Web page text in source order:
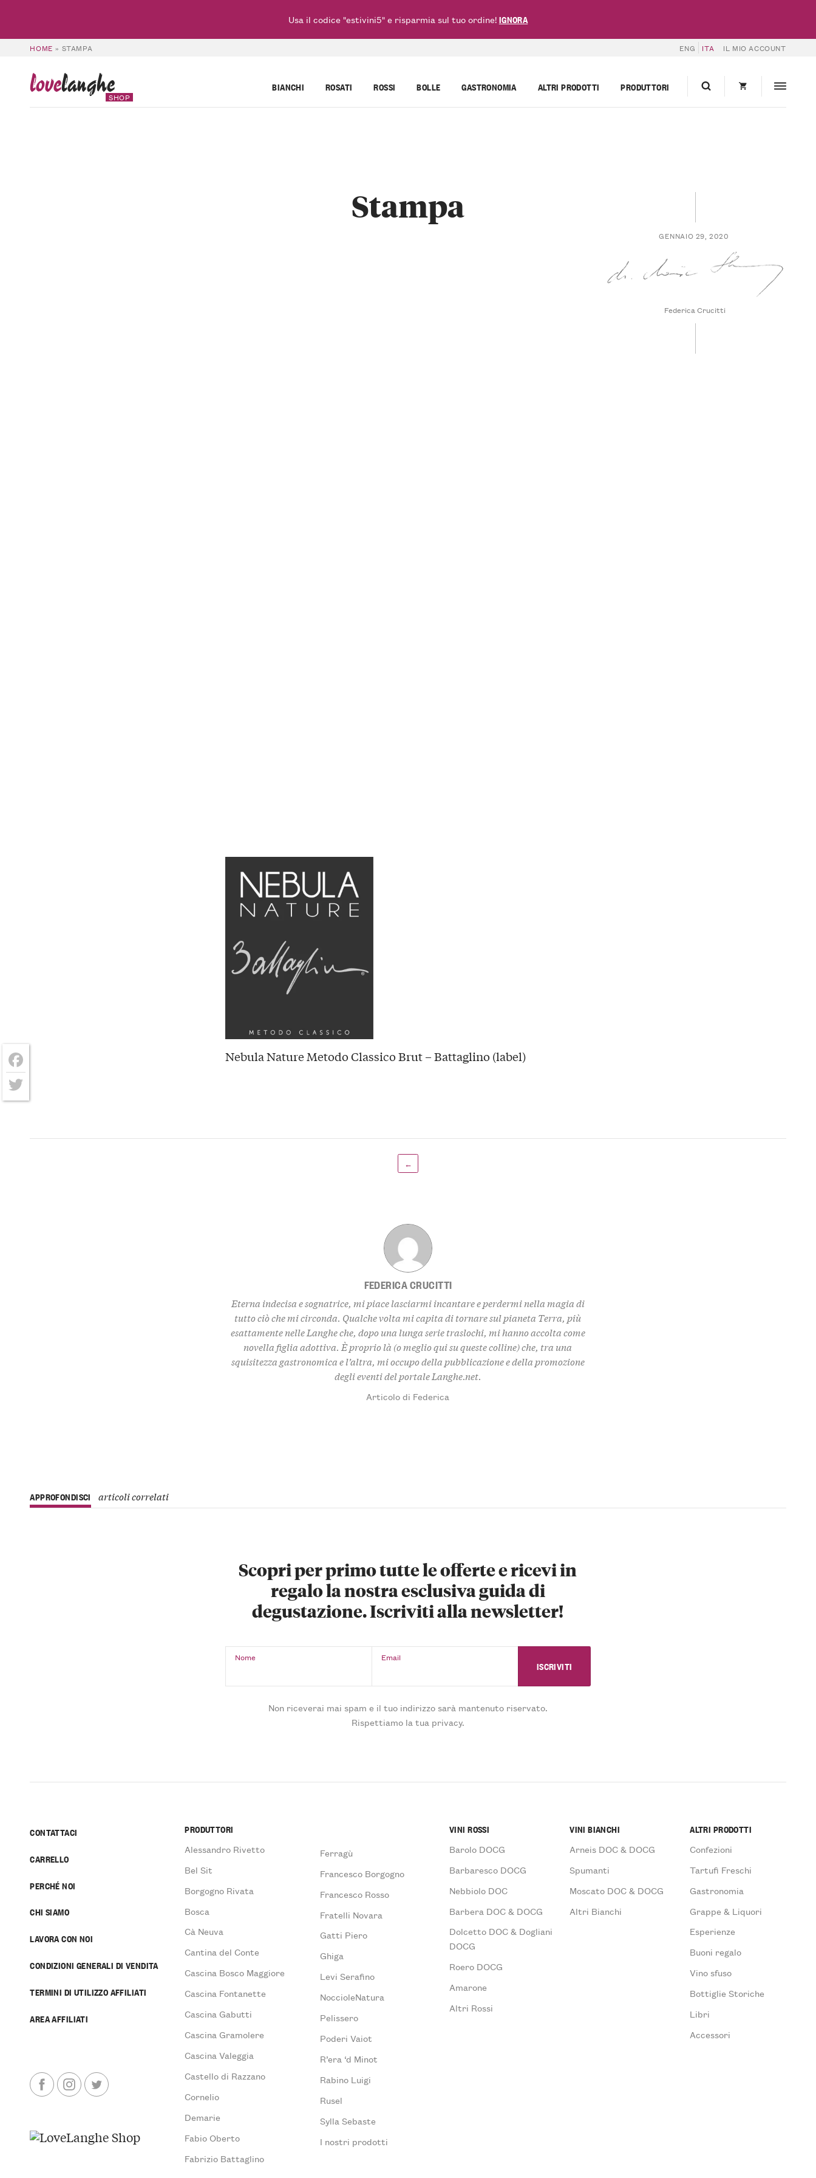
HOME » STAMPA ENG ITA IL MIO ACCOUNT
lovelanghe
SHOP
BIANCHI ROSATI ROSSI BOLLE GASTRONOMIA ALTRI PRODOTTI PRODUTTORI
Stampa
GENNAIO 29, 2020
Federica Crucitti
Nebula Nature Metodo Classico Brut – Battaglino (label)
←
FEDERICA CRUCITTI
Eterna indecisa e sognatrice, mi piace lasciarmi incantare e perdermi nella magia di
tutto ciò che mi circonda. Qualche volta mi capita di tornare sul pianeta Terra, più
esattamente nelle Langhe che, dopo una lunga serie traslochi, mi hanno accolta come
novella figlia adottiva. È proprio là (o meglio qui su queste colline) che, tra una
squisitezza gastronomica e l’altra, mi occupo della pubblicazione e della promozione
degli eventi del portale Langhe.net.
Articolo di Federica
APPROFONDISCI articoli correlati
Scopri per primo tutte le offerte e ricevi in
regalo la nostra esclusiva guida di
degustazione. Iscriviti alla newsletter!
Nome Email
Non riceverai mai spam e il tuo indirizzo sarà mantenuto riservato.
Rispettiamo la tua privacy.
CONTATTACI
CARRELLO
PERCHÉ NOI
CHI SIAMO
LAVORA CON NOI
CONDIZIONI GENERALI DI VENDITA
TERMINI DI UTILIZZO AFFILIATI
AREA AFFILIATI
PRODUTTORI
Alessandro Rivetto
Bel Sit
Borgogno Rivata
Bosca
Cà Neuva
Cantina del Conte
Cascina Bosco Maggiore
Cascina Fontanette
Cascina Gabutti
Cascina Gramolere
Cascina Valeggia
Castello di Razzano
Cornelio
Demarie
Fabio Oberto
Fabrizio Battaglino
Ferragù
Francesco Borgogno
Francesco Rosso
Fratelli Novara
Gatti Piero
Ghiga
Levi Serafino
NoccioleNatura
Pelissero
Poderi Vaiot
R’era ‘d Minot
Rabino Luigi
Rusel
Sylla Sebaste
I nostri prodotti
VINI ROSSI
Barolo DOCG
Barbaresco DOCG
Nebbiolo DOC
Barbera DOC & DOCG
Dolcetto DOC & Dogliani
DOCG
Roero DOCG
Amarone
Altri Rossi
VINI BIANCHI
Arneis DOC & DOCG
Spumanti
Moscato DOC & DOCG
Altri Bianchi
ALTRI PRODOTTI
Confezioni
Tartufi Freschi
Gastronomia
Grappe & Liquori
Esperienze
Buoni regalo
Vino sfuso
Bottiglie Storiche
Libri
Accessori
Facebook
Twitter
Usa il codice "estivini5" e risparmia sul tuo ordine!IGNORA